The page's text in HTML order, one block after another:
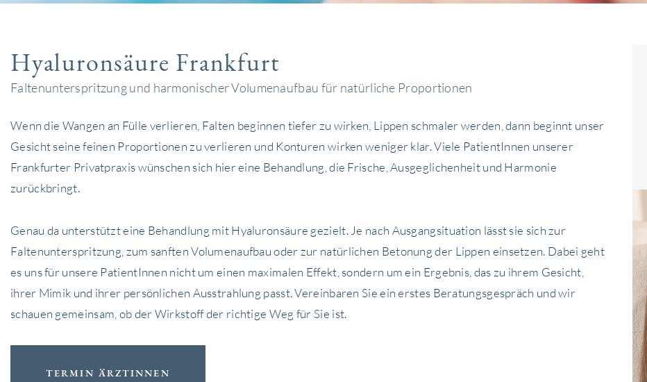
Hyaluronsäure Frankfurt
Faltenunterspritzung und harmonischer Volumenaufbau für natürliche Proportionen
Wenn die Wangen an Fülle verlieren, Falten beginnen tiefer zu wirken, Lippen schmaler werden, dann beginnt unser
Gesicht seine feinen Proportionen zu verlieren und Konturen wirken weniger klar. Viele PatientInnen unserer
Frankfurter Privatpraxis wünschen sich hier eine Behandlung, die Frische, Ausgeglichenheit und Harmonie
zurückbringt.
Genau da unterstützt eine Behandlung mit Hyaluronsäure gezielt. Je nach Ausgangsituation lässt sie sich zur
Faltenunterspritzung, zum sanften Volumenaufbau oder zur natürlichen Betonung der Lippen einsetzen. Dabei geht
es uns für unsere PatientInnen nicht um einen maximalen Effekt, sondern um ein Ergebnis, das zu ihrem Gesicht,
ihrer Mimik und ihrer persönlichen Ausstrahlung passt. Vereinbaren Sie ein erstes Beratungsgespräch und wir
schauen gemeinsam, ob der Wirkstoff der richtige Weg für Sie ist.
TERMIN ÄRZTINNEN